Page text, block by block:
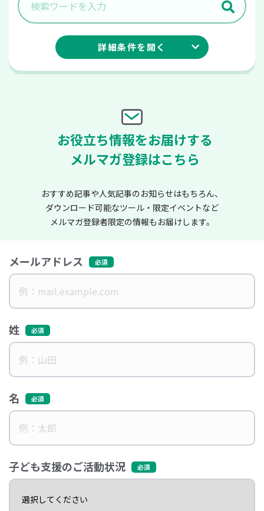
詳細条件を開く
お役立ち情報をお届けする
メルマガ登録はこちら
おすすめ記事や人気記事のお知らせはもちろん、
ダウンロード可能なツール・限定イベントなど
メルマガ登録者限定の情報もお届けします。
メールアドレス
姓
名
子ども支援のご活動状況